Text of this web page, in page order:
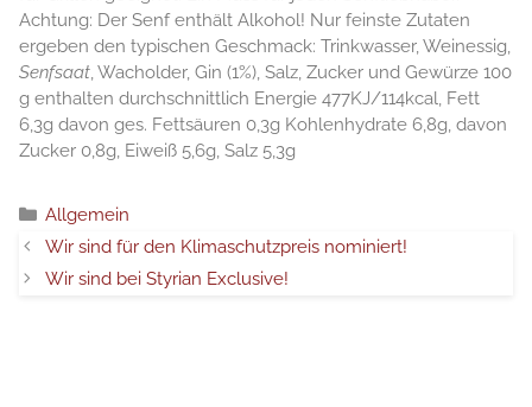
Achtung: Der Senf enthält Alkohol! Nur feinste Zutaten
ergeben den typischen Geschmack: Trinkwasser, Weinessig,
Senfsaat, Wacholder, Gin (1%), Salz, Zucker und Gewürze 100
g enthalten durchschnittlich Energie 477KJ/114kcal, Fett
6,3g davon ges. Fettsäuren 0,3g Kohlenhydrate 6,8g, davon
Zucker 0,8g, Eiweiß 5,6g, Salz 5,3g
Catégories
Allgemein
Wir sind für den Klimaschutzpreis nominiert!
Wir sind bei Styrian Exclusive!